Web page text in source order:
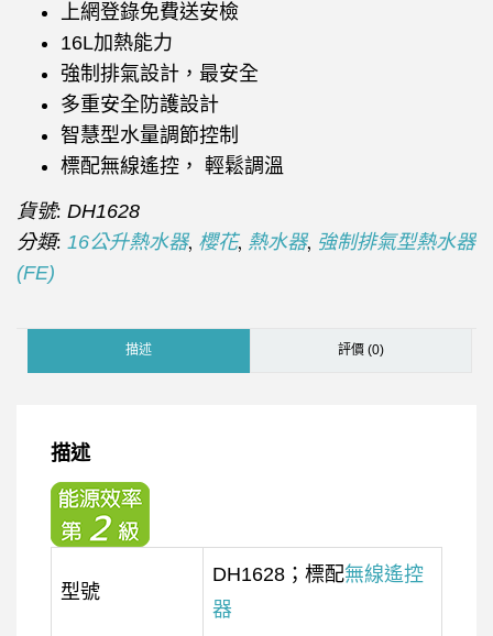
上網登錄免費送安檢
16L加熱能力
強制排氣設計，最安全
多重安全防護設計
智慧型水量調節控制
標配無線遙控， 輕鬆調溫
貨號: DH1628
分類: 16公升熱水器, 櫻花, 熱水器, 強制排氣型熱水器
(FE)
描述 評價 (0)
描述
型號
DH1628；標配無線遙控
器